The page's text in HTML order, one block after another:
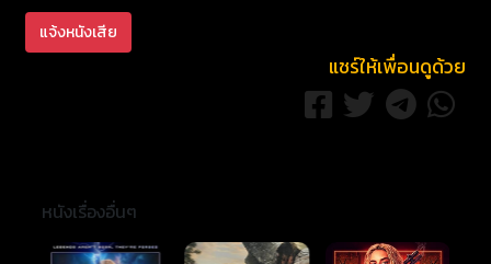
แจ้งหนังเสีย
แชร์ให้เพื่อนดูด้วย
หนังเรื่องอื่นๆ